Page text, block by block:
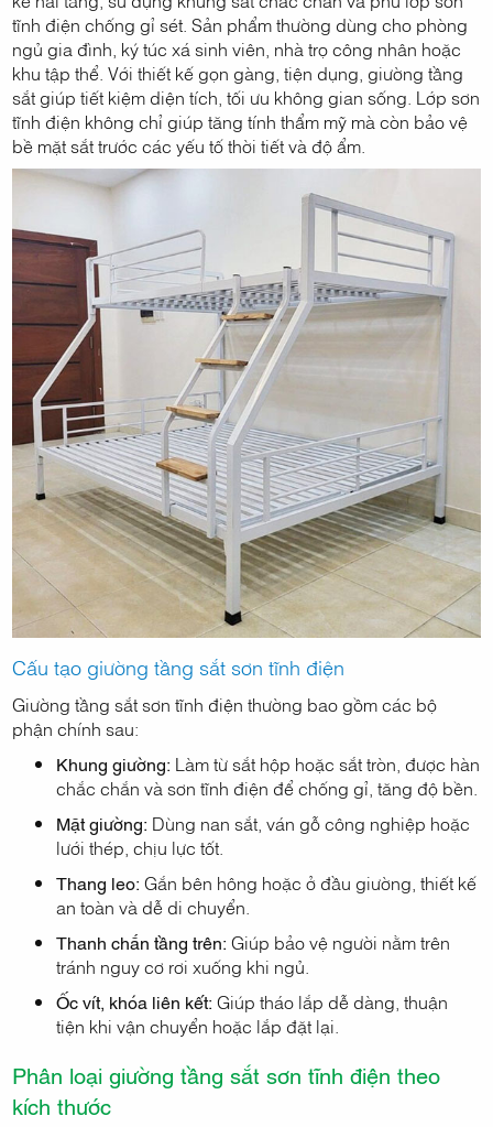
tĩnh điện chống gỉ sét. Sản phẩm thường dùng cho phòng
ngủ gia đình, ký túc xá sinh viên, nhà trọ công nhân hoặc
khu tập thể. Với thiết kế gọn gàng, tiện dụng, giường tầng
sắt giúp tiết kiệm diện tích, tối ưu không gian sống. Lớp sơn
tĩnh điện không chỉ giúp tăng tính thẩm mỹ mà còn bảo vệ
bề mặt sắt trước các yếu tố thời tiết và độ ẩm.
Cấu tạo giường tầng sắt sơn tĩnh điện
Giường tầng sắt sơn tĩnh điện thường bao gồm các bộ
phận chính sau:
Khung giường: Làm từ sắt hộp hoặc sắt tròn, được hàn
chắc chắn và sơn tĩnh điện để chống gỉ, tăng độ bền.
Mặt giường: Dùng nan sắt, ván gỗ công nghiệp hoặc
lưới thép, chịu lực tốt.
Thang leo: Gắn bên hông hoặc ở đầu giường, thiết kế
an toàn và dễ di chuyển.
Thanh chắn tầng trên: Giúp bảo vệ người nằm trên
tránh nguy cơ rơi xuống khi ngủ.
Ốc vít, khóa liên kết: Giúp tháo lắp dễ dàng, thuận
tiện khi vận chuyển hoặc lắp đặt lại.
Phân loại giường tầng sắt sơn tĩnh điện theo
kích thước